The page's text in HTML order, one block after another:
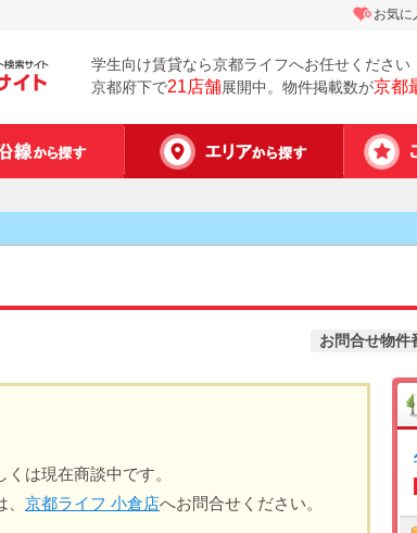
学生向け賃貸なら京都ライフへお任せください
京都府下で21店舗展開中。物件掲載数が京都
お気に
お問合せ物件
は現在商談中です。
京都ライフ 小倉店へお問合せください。